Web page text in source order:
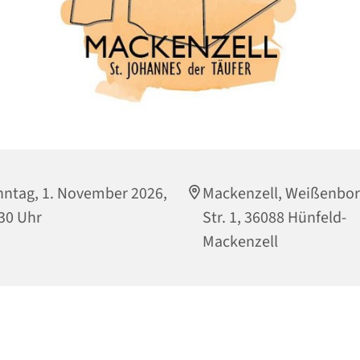
1. November 2026,
Uhr
Mackenzell,
Str. 1, 36088 Hünfeld-
Mackenzell